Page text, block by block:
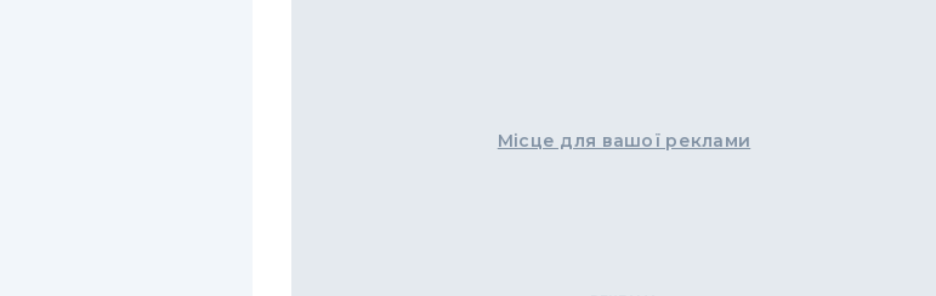
Місце для вашої реклами